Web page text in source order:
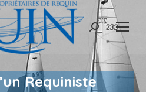
Recherche
Requiniste